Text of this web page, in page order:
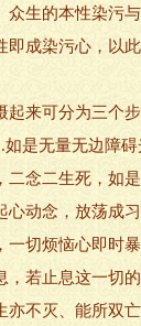
生的本性染污
成染污心，以
来可分为三个
是无量无边障
念二生死，如
动念，放荡成
切烦恼心即时
若止息这一切
不灭、能所双